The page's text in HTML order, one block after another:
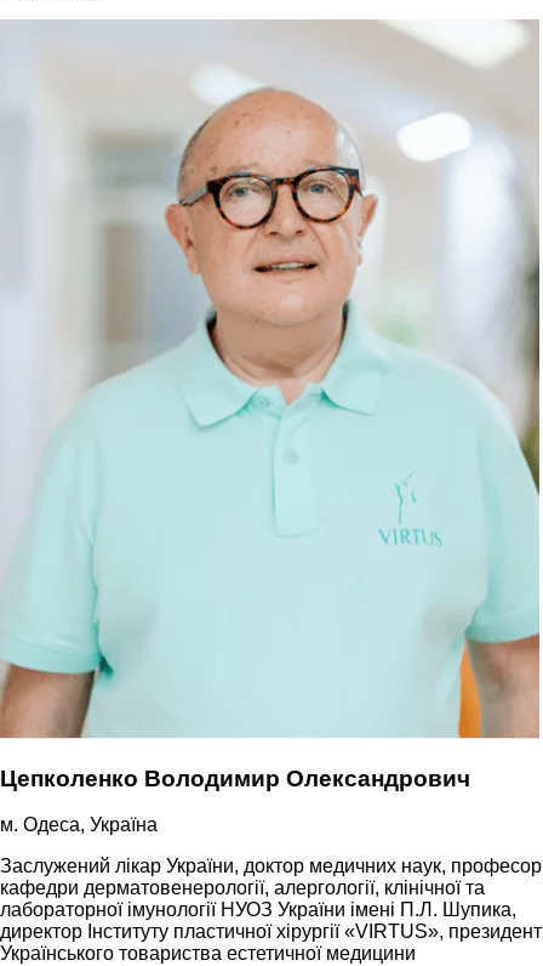
Цепколенко Володимир Олександрович
м. Одеса, Україна
Заслужений лікар України, доктор медичних наук, професор
кафедри дерматовенерології, алергології, клінічної та
лабораторної імунології НУОЗ України імені П.Л. Шупика,
директор Інституту пластичної хірургії «VIRTUS», президент
Українського товариства естетичної медицини